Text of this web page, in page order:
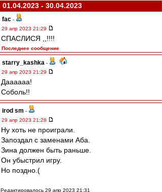
01.04.2023 - 30.04.2023
fac -
29 апр 2023 21:29
СПАСЛИСЯ ,,!!!!
Последнее сообщение
starry_kashka -
29 апр 2023 21:29
Даааааа!
Соболь!!
irod sm -
29 апр 2023 21:28
Ну хоть не проиграли.
Запоздал с заменами Аба.
Зина должен быть раньше.
Он убыстрил игру.
Но поздно.(
Редактировалось 29 апр 2023 21:31